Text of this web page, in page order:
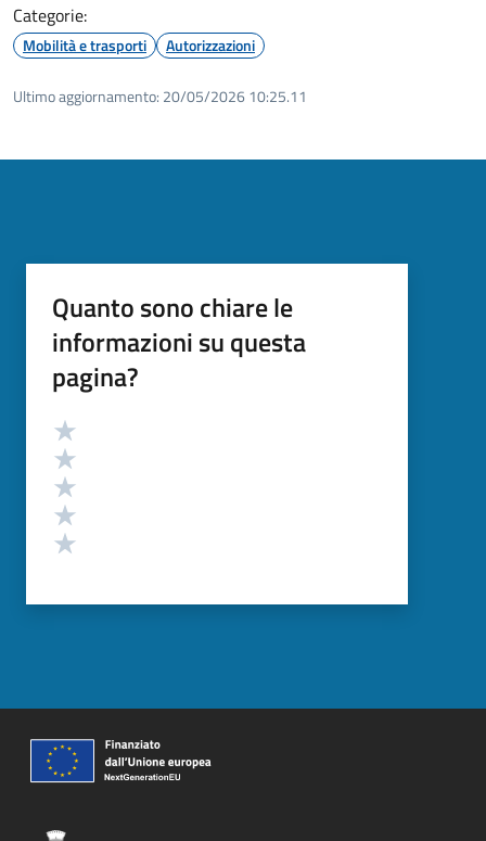
Categorie:
Mobilità e trasporti Autorizzazioni
Ultimo aggiornamento: 20/05/2026 10:25.11
Quanto sono chiare le
informazioni su questa
pagina?
Valutazione